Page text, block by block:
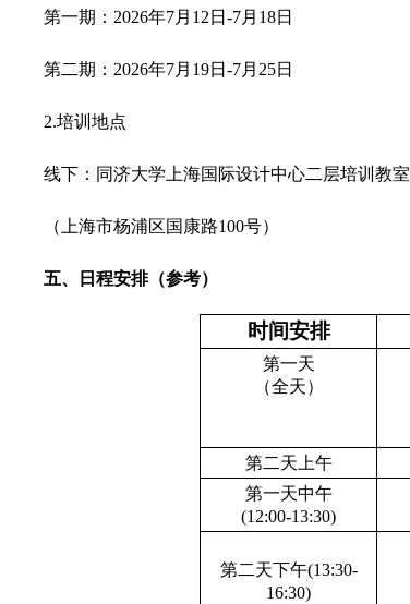
第一期：2026年7月12日-7月18日
第二期：2026年7月19日-7月25日
2.培训地点
线下：同济大学上海国际设计中心二层培训教室
（上海市杨浦区国康路100号）
五、日程安排（参考）
时间安排
第一天
（全天）
第二天上午
第一天中午
(12:00-13:30)
第二天下午(13:30-
16:30)